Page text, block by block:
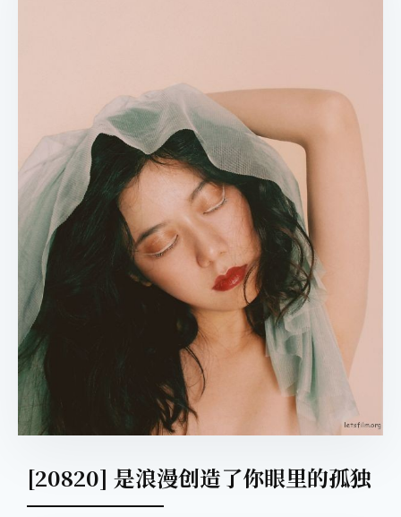
[20820] 是浪漫创造了你眼里的孤独